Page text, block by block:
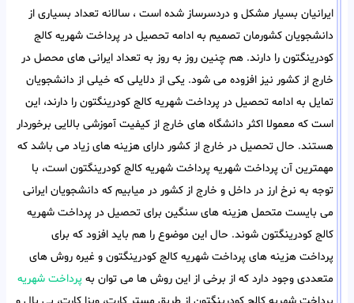
ایرانیان بسیار مشکل و دردسرساز شده است ، سالانه تعداد بسیاری از
دانشجویان کشورمان تصمیم به ادامه تحصیل در پرداخت شهریه کالج
کودرینگتون را دارند. هم چنین روز به روز به تعداد ایرانی های محصل در
خارج از کشور نیز افزوده می شود. یکی از دلایلی که خیلی از دانشجویان
تمایل به ادامه تحصیل در پرداخت شهریه کالج کودرینگتون را دارند، این
است که معمولا اکثر دانشگاه های خارج از کیفیت آموزشی بالایی برخوردار
هستند. حال تحصیل در خارج از کشور دارای هزینه های زیاد می باشد که
مهمترین آن پرداخت شهریه پرداخت شهریه کالج کودرینگتون است، با
توجه به نرخ ارز در داخل و خارج از کشور در میابیم که دانشجویان ایرانی
می بایست متحمل هزینه های سنگین برای تحصیل در پرداخت شهریه
کالج کودرینگتون شوند. حال این موضوع را هم باید افزود که برای
پرداخت هزینه های پرداخت شهریه کالج کودرینگتون و غیره روش های
متعددی وجود دارد که از برخی از این روش ها می توان به پرداخت شهریه